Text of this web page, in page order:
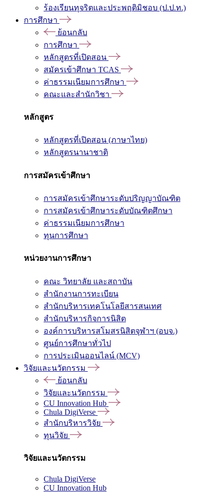
ร้องเรียนทุจริตและประพฤติมิชอบ (ป.ป.ท.)
การศึกษา
ย้อนกลับ
การศึกษา
หลักสูตรที่เปิดสอน
สมัครเข้าศึกษา TCAS
ค่าธรรมเนียมการศึกษา
คณะและสำนักวิชา
หลักสูตร
หลักสูตรที่เปิดสอน (ภาษาไทย)
หลักสูตรนานาชาติ
การสมัครเข้าศึกษา
การสมัครเข้าศึกษาระดับปริญญาบัณฑิต
การสมัครเข้าศึกษาระดับบัณฑิตศึกษา
ค่าธรรมเนียมการศึกษา
ทุนการศึกษา
หน่วยงานการศึกษา
คณะ วิทยาลัย และสถาบัน
สำนักงานการทะเบียน
สำนักบริหารเทคโนโลยีสารสนเทศ
สำนักบริหารกิจการนิสิต
องค์การบริหารสโมสรนิสิตจุฬาฯ (อบจ.)
ศูนย์การศึกษาทั่วไป
การประเมินออนไลน์ (MCV)
วิจัยและนวัตกรรม
ย้อนกลับ
วิจัยและนวัตกรรม
CU Innovation Hub
Chula DigiVerse
สำนักบริหารวิจัย
ทุนวิจัย
วิจัยและนวัตกรรม
Chula DigiVerse
CU Innovation Hub